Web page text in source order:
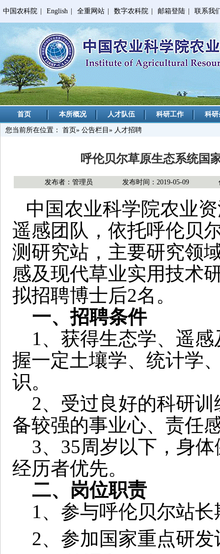
中国农科院 English 全重网站 数字农科院 邮箱登陆 联系我
首页 本所概况 人才队伍 科研工作 科
您当前所在位置： 首页» 公告栏目 » 人才招聘
呼伦贝尔草原生态系统国
发布者：管理员 发布时间：2019-05-09
中国农业科学院农业
遥感团队，依托呼伦贝
测研究站，主要研究领
感及现代草业实用技术
拟招聘博士后2名。
一、招聘条件
1、获得生态学、遥
握一定土壤学、统计学
识。
2、受过良好的科研
备较强的事业心、责任
3、 35周岁以下，身
经历者优先。
二、岗位职责
1、参与呼伦贝尔站
2、参加国家重点研